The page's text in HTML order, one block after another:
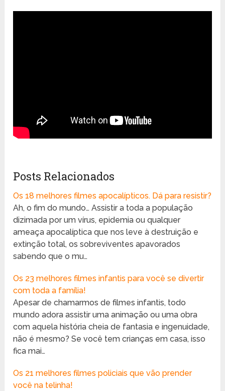
Posts Relacionados
Os 18 melhores filmes apocalípticos. Dá para resistir?
Ah, o fim do mundo… Assistir a toda a população
dizimada por um vírus, epidemia ou qualquer
ameaça apocalíptica que nos leve à destruição e
extinção total, os sobreviventes apavorados
sabendo que o mu…
Os 23 melhores filmes infantis para você se divertir
com toda a família!
Apesar de chamarmos de filmes infantis, todo
mundo adora assistir uma animação ou uma obra
com aquela história cheia de fantasia e ingenuidade,
não é mesmo? Se você tem crianças em casa, isso
fica mai…
Os 21 melhores filmes policiais que vão prender
você na telinha!